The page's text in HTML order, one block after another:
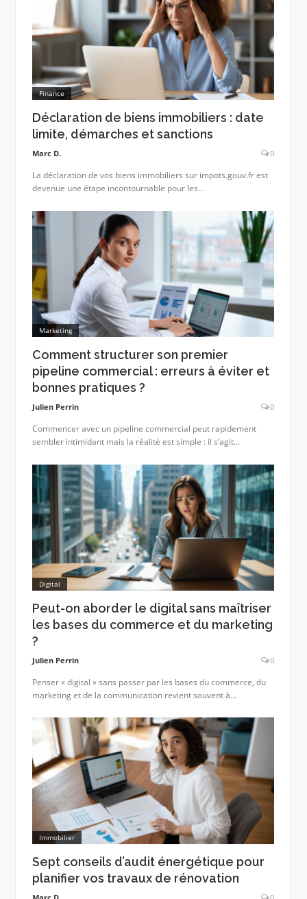
Finance
Déclaration de biens immobiliers : date
limite, démarches et sanctions
Marc D. 0
La déclaration de vos biens immobiliers sur impots.gouv.fr est
devenue une étape incontournable pour les...
Marketing
Comment structurer son premier
pipeline commercial : erreurs à éviter et
bonnes pratiques ?
Julien Perrin 0
Commencer avec un pipeline commercial peut rapidement
sembler intimidant mais la réalité est simple : il s’agit...
Digital
Peut-on aborder le digital sans maîtriser
les bases du commerce et du marketing
?
Julien Perrin 0
Penser « digital » sans passer par les bases du commerce, du
marketing et de la communication revient souvent à...
Immobilier
Sept conseils d’audit énergétique pour
planifier vos travaux de rénovation